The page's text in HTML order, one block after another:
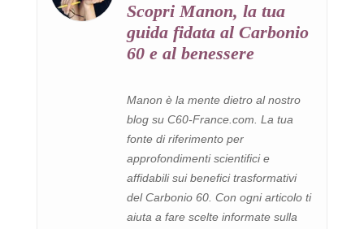
Scopri Manon, la tua
guida fidata al Carbonio
60 e al benessere
Manon è la mente dietro al nostro
blog su C60-France.com. La tua
fonte di riferimento per
approfondimenti scientifici e
affidabili sui benefici trasformativi
del Carbonio 60. Con ogni articolo ti
aiuta a fare scelte informate sulla